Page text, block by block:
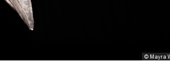
© Mayra